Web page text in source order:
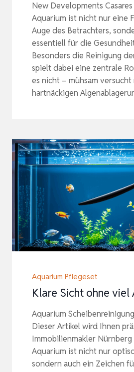
New Developments Casares
Aquarium ist nicht nur eine
Auge des Betrachters,
essentiell für die
Besonders die Reinigung
spielt dabei eine zentrale
es nicht – mühsam versucht
hartnäckigen
Aquarium Pflegeset
Klare Sicht ohne
Aquarium
Dieser Artikel wird Ihnen
Immobilienmakler Nürnberg
Aquarium ist nicht nur
sondern auch ein Zeichen